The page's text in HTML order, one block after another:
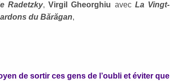
Radetzky,Virgil Gheorghiu avec La Vingt-
du Bărăgan,
de sortir ces gens de l’oubli et éviter que